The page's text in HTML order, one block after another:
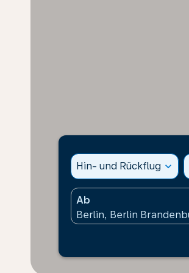
Hin- und Rückflug expand_more
Ab